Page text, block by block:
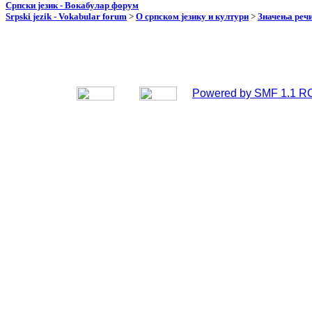
Српски језик - Вокабулар форум
Srpski jezik - Vokabular forum > О српском језику и култури > Значења
Powered by SMF 1.1